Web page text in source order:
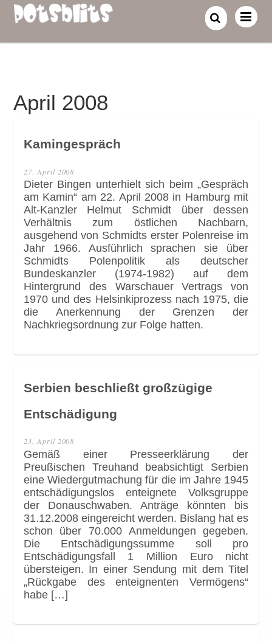
April 2008
Kamingespräch
27. April 2008
Dieter Bingen unterhielt sich beim „Gespräch
am Kamin“ am 22. April 2008 in Hamburg mit
Alt-Kanzler Helmut Schmidt über dessen
Verhältnis zum östlichen Nachbarn,
ausgehend von Schmidts erster Polenreise im
Jahr 1966. Ausführlich sprachen sie über
Schmidts Polenpolitik als deutscher
Bundeskanzler (1974-1982) auf dem
Hintergrund des Warschauer Vertrags von
1970 und des Helsinkiprozess nach 1975, die
die Anerkennung der Grenzen der
Nachkriegsordnung zur Folge hatten.
Serbien beschließt großzügige
Entschädigung
23. April 2008
Gemäß einer Presseerklärung der
Preußischen Treuhand beabsichtigt Serbien
eine Wiedergutmachung für die im Jahre 1945
entschädigungslos enteignete Volksgruppe
der Donauschwaben. Anträge könnten bis
31.12.2008 eingereicht werden. Bislang hat es
schon über 70.000 Anmeldungen gegeben.
Die Entschädigungssumme soll pro
Entschädigungsfall 1 Million Euro nicht
übersteigen. In einer Sendung mit dem Titel
„Rückgabe des enteignenten Vermögens“
habe […]